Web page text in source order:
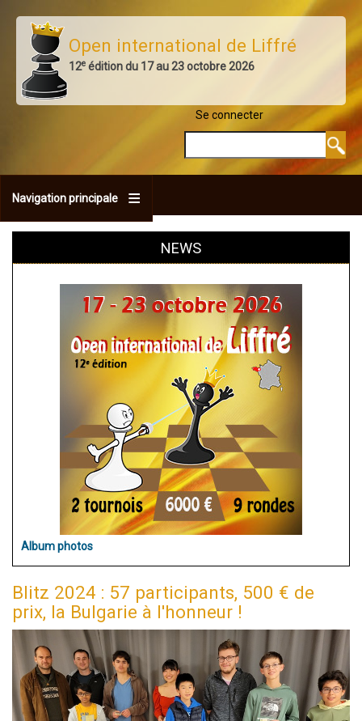
contenu
principal
Open international de Liffré
12e édition du 17 au 23 octobre 2026
MENU DU
Se connecter
Navigation principale
NEWS
Album photos
Blitz 2024 : 57 participants, 500 € de
prix, la Bulgarie à l'honneur !